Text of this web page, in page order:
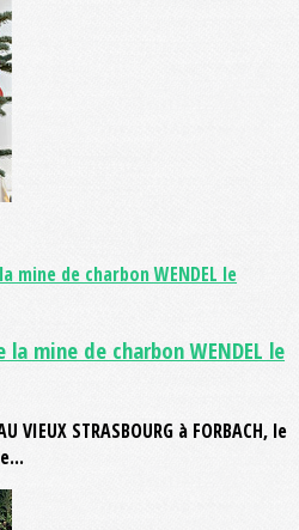
mine de charbon WENDEL le
STRASBOURG à FORBACH, le